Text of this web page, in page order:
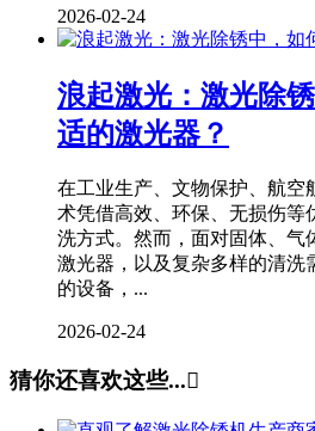
2026-02-24
浪起激光：激光除
适的激光器？
在工业生产、文物保护、航空
术凭借高效、环保、无损伤等
洗方式。然而，面对固体、气
激光器，以及复杂多样的清洗
的设备，...
2026-02-24
猜你还喜欢这些...